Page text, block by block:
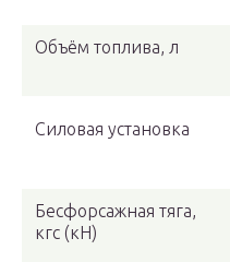
Объём топлива, л
Силовая установка
Бесфорсажная тяга,
кгс (кН)